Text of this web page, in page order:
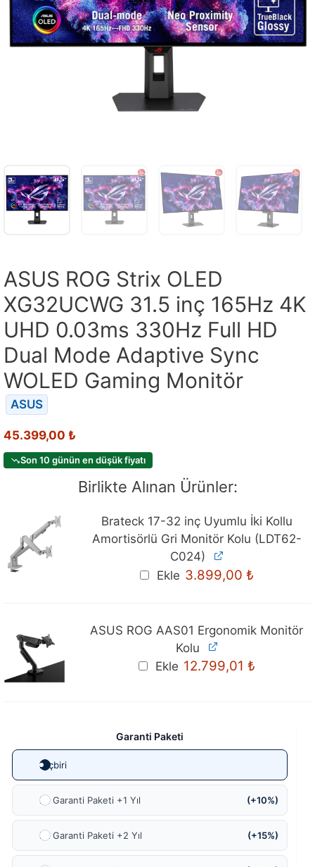
ASUS ROG Strix OLED
XG32UCWG 31.5 inç 165Hz 4K
UHD 0.03ms 330Hz Full HD
Dual Mode Adaptive Sync
WOLED Gaming Monitör
ASUS
45.399,00 ₺
Son 10 günün en düşük fiyatı
Birlikte Alınan Ürünler:
Brateck 17-32 inç Uyumlu İki Kollu
Amortisörlü Gri Monitör Kolu (LDT62-
C024)
Ekle 3.899,00 ₺
ASUS ROG AAS01 Ergonomik Monitör
Kolu
Ekle 12.799,01 ₺
Garanti Paketi
Hiçbiri
Ek Garanti Paketi +1 Yıl (+10%)
Ek Garanti Paketi +2 Yıl (+15%)